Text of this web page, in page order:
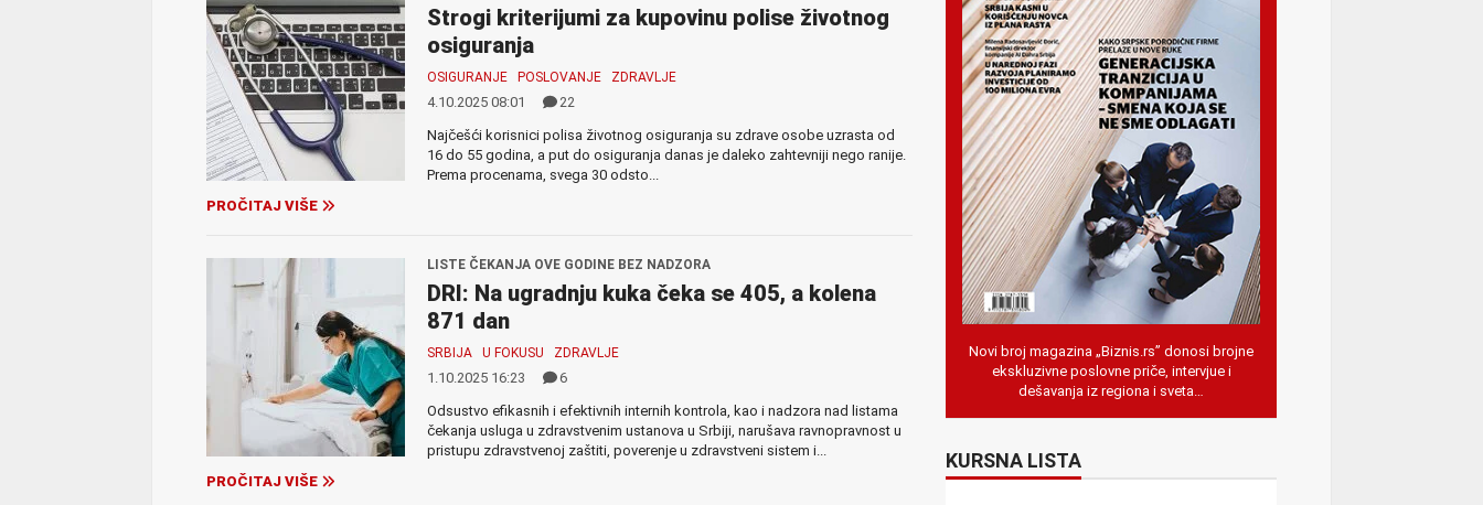
Strogi kriterijumi za kupovinu polise životnog
osiguranja
OSIGURANJE POSLOVANJE ZDRAVLJE
4.10.2025 08:01
22
Najčešći korisnici polisa životnog osiguranja su zdrave osobe uzrasta od
16 do 55 godina, a put do osiguranja danas je daleko zahtevniji nego ranije.
Prema procenama, svega 30 odsto...
PROČITAJ VIŠE
LISTE ČEKANJA OVE GODINE BEZ NADZORA
DRI: Na ugradnju kuka čeka se 405, a kolena
871 dan
SRBIJA U FOKUSU ZDRAVLJE
1.10.2025 16:23
6
Odsustvo efikasnih i efektivnih internih kontrola, kao i nadzora nad listama
čekanja usluga u zdravstvenim ustanova u Srbiji, narušava ravnopravnost u
pristupu zdravstvenoj zaštiti, poverenje u zdravstveni sistem i...
PROČITAJ VIŠE
Novi broj magazina „Biznis.rs” donosi brojne
ekskluzivne poslovne priče, intervjue i
dešavanja iz regiona i sveta…
KURSNA LISTA